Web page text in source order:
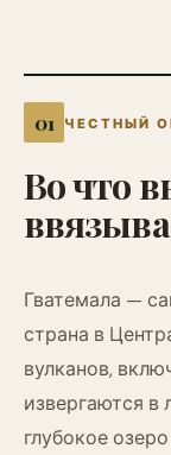
ЧЕСТНЫЙ
Вочто
Гватемала —
страна в
вулканов,
извергаются в
глубокое